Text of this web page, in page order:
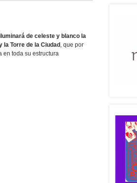
de celeste y blanco la
la Torre de la Ciudad , que por
en toda su estructura